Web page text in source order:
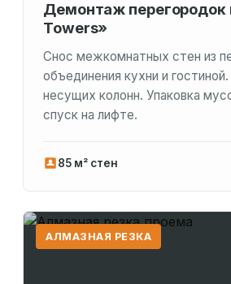
Демонтаж
Towers»
Снос межкомнатных стен из
объединения кухни и
несущих колонн. Упаковка
спуск на лифте.
85 м² стен
АЛМАЗНАЯ РЕЗКА